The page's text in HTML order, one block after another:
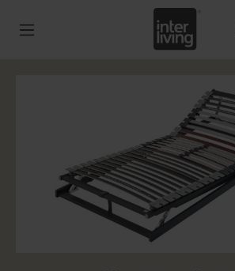
Zum Hauptinhalt springen